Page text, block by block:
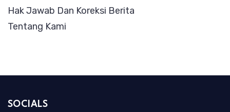
Hak Jawab Dan Koreksi Berita
Tentang Kami
SOCIALS